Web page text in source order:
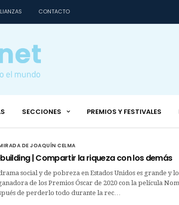
CONTACTO
SECCIONES PREMIOS Y FESTIVALES
DE JOAQUÍN CELMA
| Compartir la riqueza con los demás
social y de pobreza en Estados Unidos es grande y
de los Premios Óscar de 2020 con la película
de perderlo todo durante la rec…